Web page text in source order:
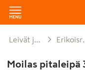
Leivät ja leivonnaiset Erikoisruokavalioleivät
Moilas pitaleipä